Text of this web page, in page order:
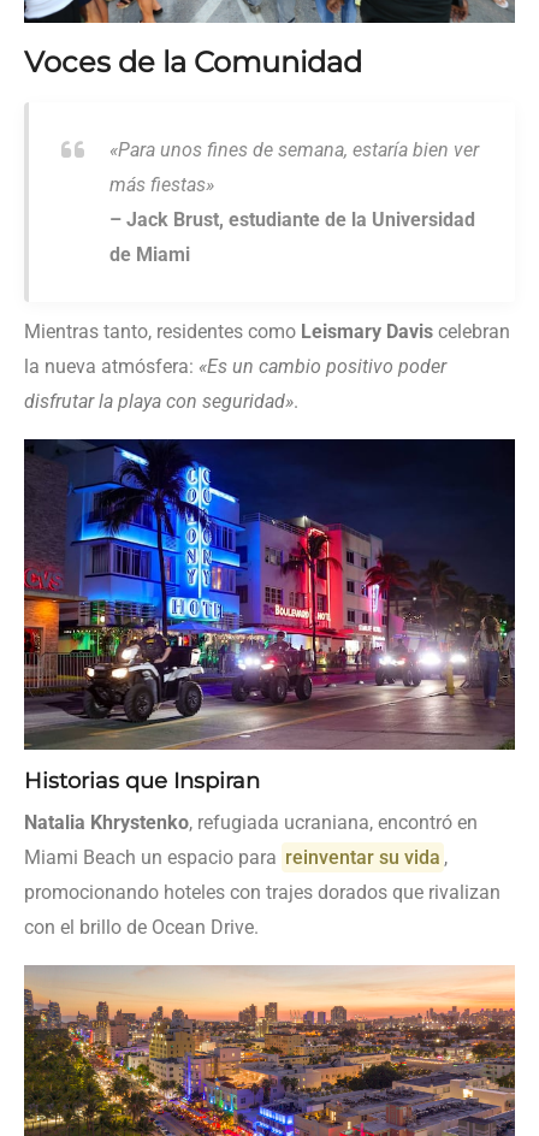
Voces de la Comunidad
«Para unos fines de semana, estaría bien ver
más fiestas»
– Jack Brust, estudiante de la Universidad
de Miami
Mientras tanto, residentes como Leismary Davis celebran
la nueva atmósfera: «Es un cambio positivo poder
disfrutar la playa con seguridad».
Historias que Inspiran
Natalia Khrystenko, refugiada ucraniana, encontró en
Miami Beach un espacio para reinventar su vida ,
promocionando hoteles con trajes dorados que rivalizan
con el brillo de Ocean Drive.